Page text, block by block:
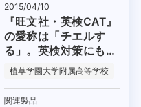
2015/04/10
『旺文社・英検CAT』
の愛称は「チエルす
る」。英検対策にも通
常授業にも大活躍！
植草学園大学附属高等学校
関連製品